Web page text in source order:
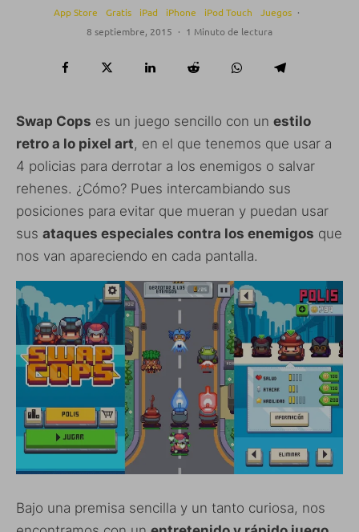
App Store
Gratis iPad iPhone iPod Touch Juegos ·
8 septiembre, 2015 · 1 Minuto de lectura
Swap Cops es un juego sencillo con un estilo
retro a lo pixel art, en el que tenemos que usar a
4 policias para derrotar a los enemigos o salvar
rehenes. ¿Cómo? Pues intercambiando sus
posiciones para evitar que mueran y puedan usar
sus ataques especiales contra los enemigos que
nos van apareciendo en cada pantalla.
Bajo una premisa sencilla y un tanto curiosa, nos